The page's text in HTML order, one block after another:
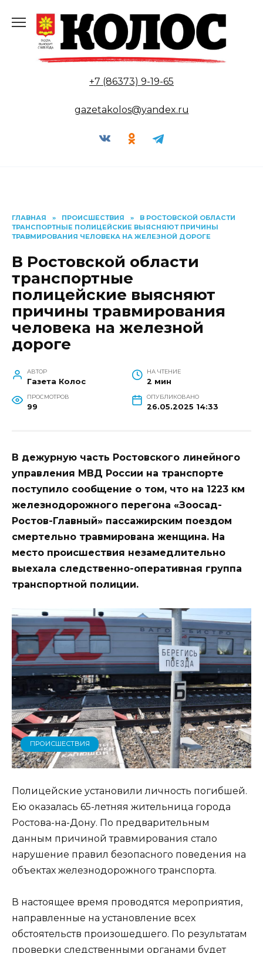
содержанию
+7 (86373) 9-19-65
gazetakolos@yandex.ru
ГЛАВНАЯ » ПРОИСШЕСТВИЯ »
В РОСТОВСКОЙ ОБЛАСТИ
ТРАНСПОРТНЫЕ ПОЛИЦЕЙСКИЕ ВЫЯСНЯЮТ ПРИЧИНЫ
ТРАВМИРОВАНИЯ ЧЕЛОВЕКА НА ЖЕЛЕЗНОЙ ДОРОГЕ
В Ростовской области
транспортные
полицейские выясняют
причины травмирования
человека на железной
дороге
АВТОР
Газета Колос
НА ЧТЕНИЕ
2 мин
ПРОСМОТРОВ
99
ОПУБЛИКОВАНО
26.05.2025 14:33
В дежурную часть Ростовского линейного
управления МВД России на транспорте
поступило сообщение о том, что на 1223 км
железнодорожного перегона «Зоосад-
Ростов-Главный» пассажирским поездом
смертельно травмирована женщина. На
место происшествия незамедлительно
выехала следственно-оперативная группа
транспортной полиции.
ПРОИСШЕСТВИЯ
Полицейские установили личность погибшей.
Ею оказалась 65-летняя жительница города
Ростова-на-Дону. По предварительным
данным причиной травмирования стало
нарушение правил безопасного поведения на
объектах железнодорожного транспорта.
В настоящее время проводятся мероприятия,
направленные на установление всех
обстоятельств произошедшего. По результатам
проверки следственными органами будет